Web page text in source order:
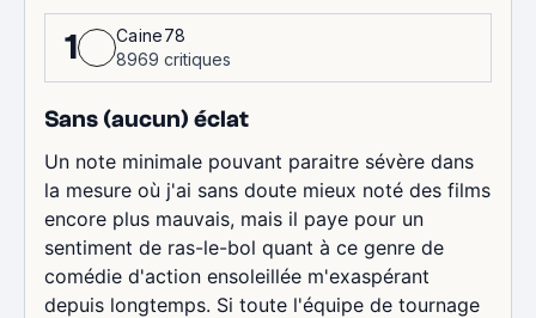
1
Caine78
8969 critiques
Sans (aucun) éclat
Un note minimale pouvant paraitre sévère dans
la mesure où j'ai sans doute mieux noté des films
encore plus mauvais, mais il paye pour un
sentiment de ras-le-bol quant à ce genre de
comédie d'action ensoleillée m'exaspérant
depuis longtemps. Si toute l'équipe de tournage